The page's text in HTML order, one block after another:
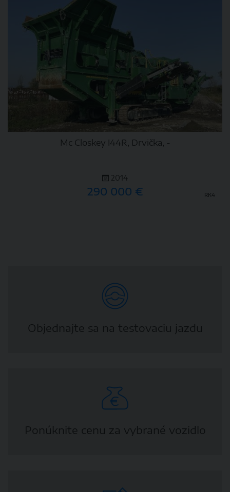
Mc Closkey I44R, Drvička, -
2014
290 000 € RK4
Objednajte sa na testovaciu jazdu
Ponúknite cenu za vybrané vozidlo